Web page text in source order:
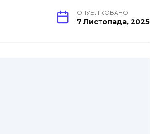
ОПУБЛІКОВАНО
7 Листопада, 2025